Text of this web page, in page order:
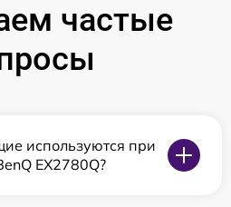
частые
используются при
EX2780Q?